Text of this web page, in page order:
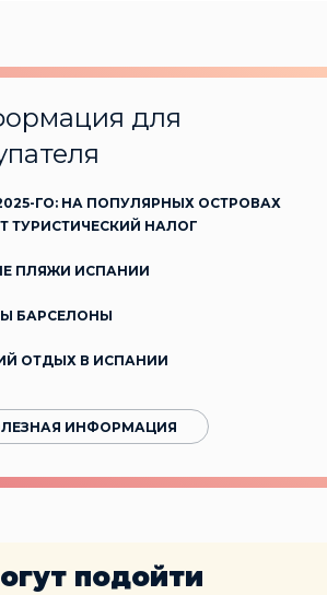
для
ГО: НА ПОПУЛЯРНЫХ ОСТРОВАХ
ТУРИСТИЧЕСКИЙ НАЛОГ
ПЛЯЖИ ИСПАНИИ
БАРСЕЛОНЫ
ОТДЫХ В ИСПАНИИ
ИНФОРМАЦИЯ
подойти